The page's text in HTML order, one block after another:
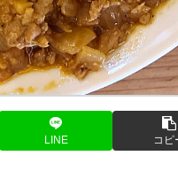
LINE コピ